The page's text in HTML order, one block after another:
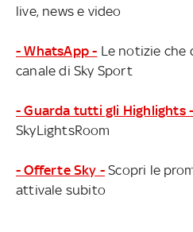
live, news e video
- WhatsApp - Le notizie che
canale di Sky Sport
- Guarda tutti gli Highlights -
SkyLightsRoom
- Offerte Sky - Scopri le
attivale subito